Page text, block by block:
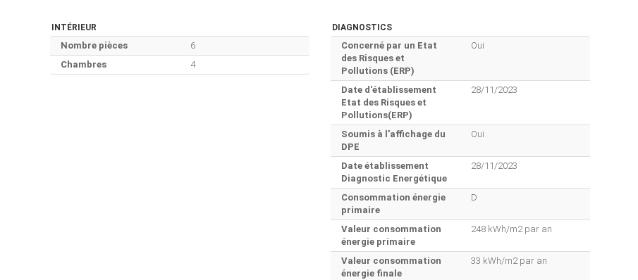
INTÉRIEUR
Nombre pièces
6
Chambres
4
DIAGNOSTICS
Concerné par un Etat
des Risques et
Pollutions (ERP)
Oui
Date d'établissement
Etat des Risques et
Pollutions(ERP)
28/11/2023
Soumis à l'affichage du
DPE
Oui
Date établissement
Diagnostic Energétique
28/11/2023
Consommation énergie
primaire
D
Valeur consommation
énergie primaire
248 kWh/m2 par an
Valeur consommation
énergie finale
33 kWh/m2 par an